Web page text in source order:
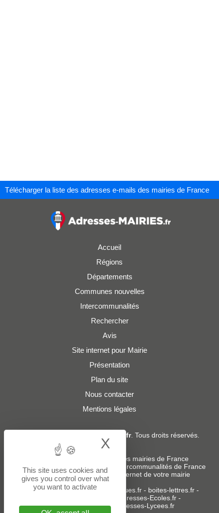
Télécharger la liste des adresses e-mails des mairies de France
Accueil
Régions
Départements
Communes nouvelles
Intercommunalités
Rechercher
Avis
Site internet pour Mairie
Présentation
Plan du site
Nous contacter
Mentions légales
Adresses-Mairies.fr. Tous droits réservés.
Services :
Liste des adresses e-mails des mairies de France
Liste des adresses e-mails des intercommunalités de France
-Création ou refonte du site internet de votre mairie
Sites partenaires:donneespubliques.fr- boites-lettres.fr-
Adresses-Ecoles.fr -
Adresses-Colleges.fr- Adresses-Lycees.fr
This site uses cookies and
gives you control over what
you want to activate
X